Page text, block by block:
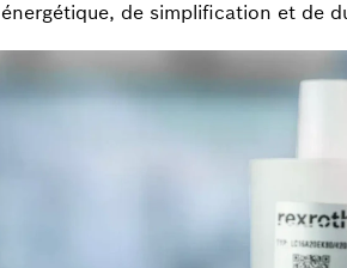
énergétique, de simplification et de